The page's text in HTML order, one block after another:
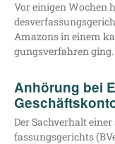
Vor eini­gen Wochen
Ama­zons in einem
gungs­ver­fah­ren
Anhörung bei
Der Sach­ver­halt
fas­sungs­ge­richts